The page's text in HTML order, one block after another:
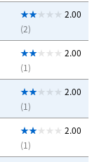
2.00
(2)
2.00
(1)
2.00
(1)
2.00
(1)